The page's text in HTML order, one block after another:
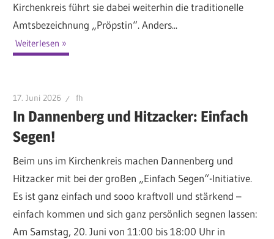
Kirchenkreis führt sie dabei weiterhin die traditionelle
Amtsbezeichnung „Pröpstin“. Anders...
Weiterlesen
17. Juni 2026 fh
In Dannenberg und Hitzacker: Einfach
Segen!
Beim uns im Kirchenkreis machen Dannenberg und
Hitzacker mit bei der großen „Einfach Segen“-Initiative.
Es ist ganz einfach und sooo kraftvoll und stärkend –
einfach kommen und sich ganz persönlich segnen lassen:
Am Samstag, 20. Juni von 11:00 bis 18:00 Uhr in